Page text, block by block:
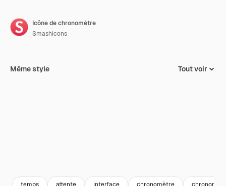
Icône de chronomètre
Smashicons
Même style Tout voir
temps attente interface chronomètre